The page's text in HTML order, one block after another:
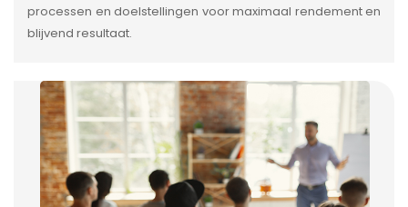
processen en doelstellingen voor maximaal rendement en
blijvend resultaat.